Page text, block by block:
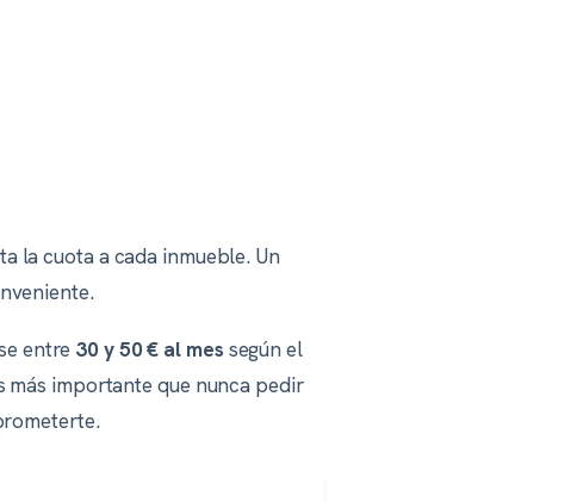
la cuota a cada inmueble. Un
entre 30 y 50 € al mes según el
más importante que nunca pedir